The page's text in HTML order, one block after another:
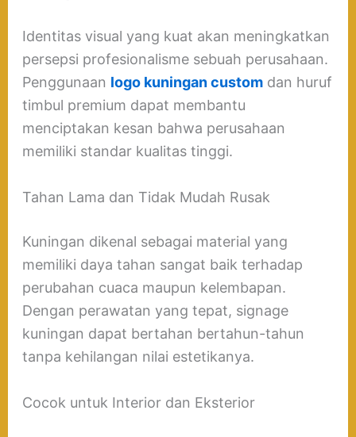
Identitas visual yang kuat akan meningkatkan
persepsi profesionalisme sebuah perusahaan.
Penggunaan logo kuningan customdan huruf
timbul premium dapat membantu
menciptakan kesan bahwa perusahaan
memiliki standar kualitas tinggi.
Tahan Lama dan Tidak Mudah Rusak
Kuningan dikenal sebagai material yang
memiliki daya tahan sangat baik terhadap
perubahan cuaca maupun kelembapan.
Dengan perawatan yang tepat, signage
kuningan dapat bertahan bertahun-tahun
tanpa kehilangan nilai estetikanya.
Cocok untuk Interior dan Eksterior